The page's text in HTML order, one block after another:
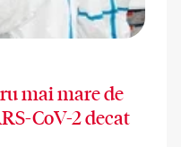
mai mare de
CoV-2 decat